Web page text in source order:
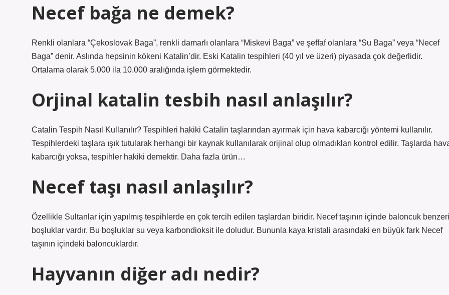
Necef bağa ne demek?
Renkli olanlara “Çekoslovak Baga”, renkli damarlı olanlara “Miskevi Baga” ve şeffaf olanlara “Su Baga” veya “Necef
Baga” denir. Aslında hepsinin kökeni Katalin’dir. Eski Katalin tespihleri ​​(40 yıl ve üzeri) piyasada çok değerlidir.
Ortalama olarak 5.000 ila 10.000 aralığında işlem görmektedir.
Orjinal katalin tesbih nasıl anlaşılır?
Catalin Tespih Nasıl Kullanılır? Tespihleri ​​hakiki Catalin taşlarından ayırmak için hava kabarcığı yöntemi kullanılır.
Tespihlerdeki taşlara ışık tutularak herhangi bir kaynak kullanılarak orijinal olup olmadıkları kontrol edilir. Taşlarda
kabarcığı yoksa, tespihler hakiki demektir. Daha fazla ürün…
Necef taşı nasıl anlaşılır?
Özellikle Sultanlar için yapılmış tespihlerde en çok tercih edilen taşlardan biridir. Necef taşının içinde baloncuk benzeri
boşluklar vardır. Bu boşluklar su veya karbondioksit ile doludur. Bununla kaya kristali arasındaki en büyük fark Necef
taşının içindeki baloncuklardır.
Hayvanın diğer adı nedir?